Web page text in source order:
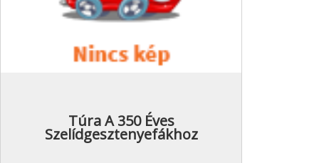
Túra A 350 Éves
Szelídgesztenyefákhoz